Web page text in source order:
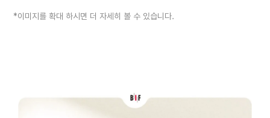
*이미지를 확대 하시면 더 자세히 볼 수 있습니다.